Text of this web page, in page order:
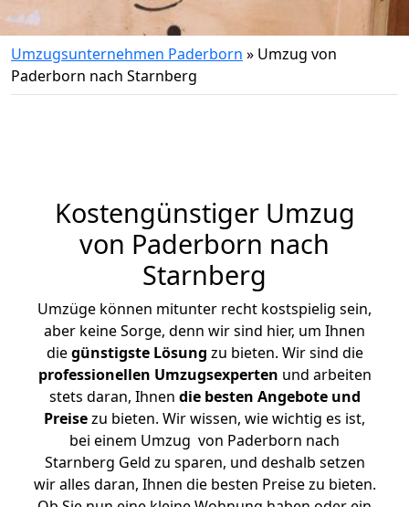
Umzugsunternehmen Paderborn » Umzug von
Paderborn nach Starnberg
Kostengünstiger Umzug
von Paderborn nach
Starnberg
Umzüge können mitunter recht kostspielig sein,
aber keine Sorge, denn wir sind hier, um Ihnen
diegünstigste Lösung zu bieten. Wir sind die
professionellen Umzugsexperten und arbeiten
stets daran, Ihnen die besten Angebote und
Preisezu bieten. Wir wissen, wie wichtig es ist,
bei einem Umzug von Paderborn nach
Starnberg Geld zu sparen, und deshalb setzen
wir alles daran, Ihnen die besten Preise zu bieten.